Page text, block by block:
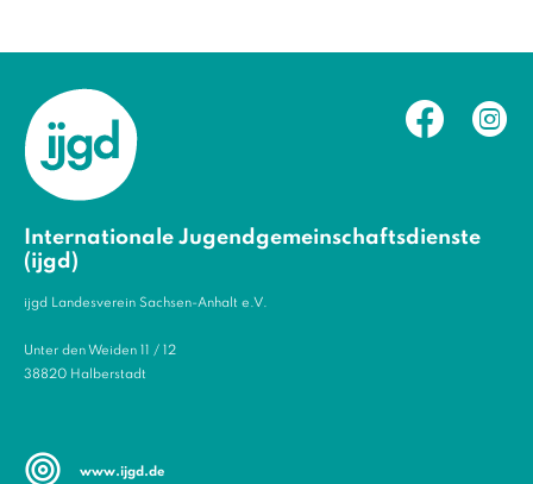
Internationale Jugendgemeinschaftsdienste
(ijgd)
ijgd Landesverein Sachsen-Anhalt e.V.
Unter den Weiden 11 / 12
38820 Halberstadt
www.ijgd.de